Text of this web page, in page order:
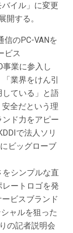
イル」に変更
開する。
のPC-VANを
ビス
事業に参入し
業界をけん引
している」と語
安全だという理
ド力をアピー
で法人ソリ
ビッグローブ
シンプルな直
ートロゴを発
ビスブランド
ャルを狙った
の記者説明会